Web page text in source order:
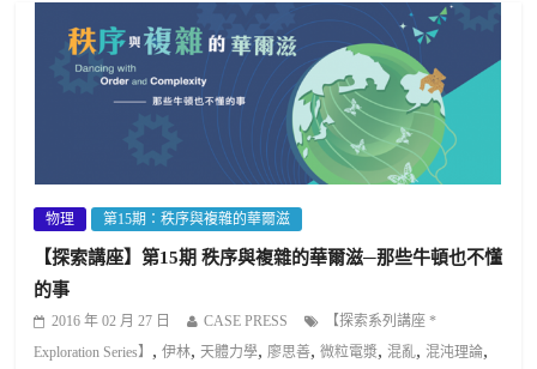
物理 第15期：秩序與複雜的華爾滋
【探索講座】第15期 秩序與複雜的華爾滋─那些牛頓也不懂
的事
2016 年 02 月 27 日 CASE PRESS
【探索系列講座 *
Exploration Series】 ,伊林, 天體力學, 廖思善,微粒電漿, 混亂, 混沌理論,